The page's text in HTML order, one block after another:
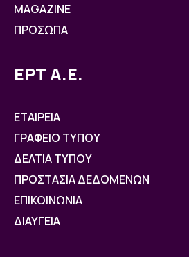
MAGAZINE
ΠΡΟΣΩΠΑ
ΕΡΤ Α.Ε.
ΕΤΑΙΡΕΙΑ
ΓΡΑΦΕΙΟ ΤΥΠΟΥ
ΔΕΛΤΙΑ ΤΥΠΟΥ
ΠΡΟΣΤΑΣΙΑ ΔΕΔΟΜΕΝΩΝ
ΕΠΙΚΟΙΝΩΝΙΑ
ΔΙΑΥΓΕΙΑ